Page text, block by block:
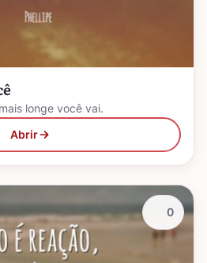
longe você vai.
Abrir
0